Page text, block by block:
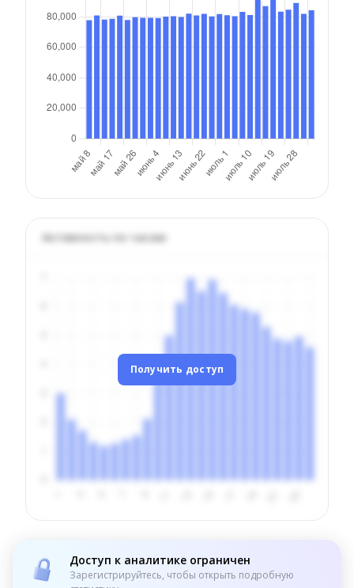
Активность по часам
Получить доступ
Доступ к аналитике ограничен
Зарегистрируйтесь, чтобы открыть подробную